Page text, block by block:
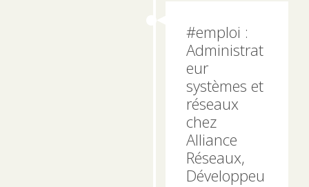
#emploi :
Administrat
eur
systèmes et
réseaux
chez
Alliance
Réseaux,
Développeu